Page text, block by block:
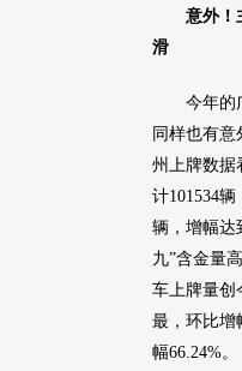
意外！
滑
今年的广
同样也有
州上牌数据
计101534
辆，增幅达
九”含金量
车 上牌量
最，环比增
幅66.24%。